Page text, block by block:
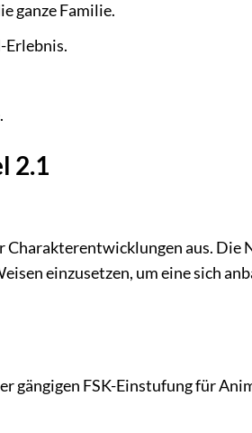
ganze Familie.
Erlebnis.
2.1
Charakterentwicklungen aus. Die
einzusetzen, um eine sich
gängigen FSK-Einstufung für